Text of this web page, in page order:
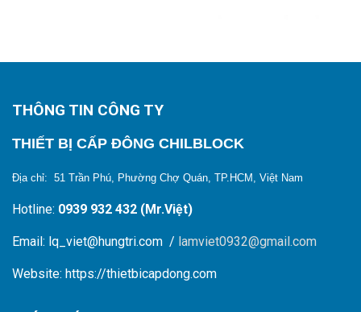
THÔNG TIN CÔNG TY
THIẾT BỊ CẤP ĐÔNG CHILBLOCK
Địa chỉ: 51 Trần Phú, Phường Chợ Quán, TP.HCM, Việt Nam
Hotline: 0939 932 432 (Mr.Việt)
Email: lq_viet@hungtri.com / lamviet0932@gmail.com
Website: https://thietbicapdong.com